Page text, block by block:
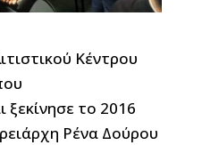
Κέντρου
το 2016
Ρένα Δούρου